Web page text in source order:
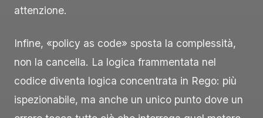
attenzione.
Infine, «policy as code» sposta la complessità,
non la cancella. La logica frammentata nel
codice diventa logica concentrata in Rego: più
ispezionabile, ma anche un unico punto dove un